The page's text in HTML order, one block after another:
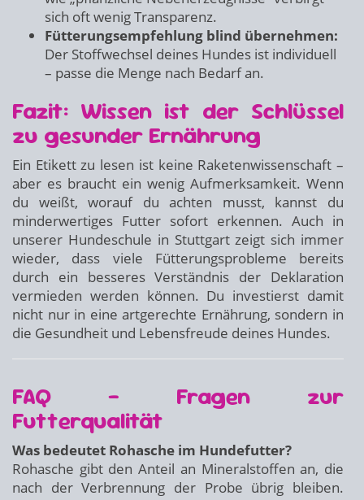
sich oft wenig Transparenz.
Fütterungsempfehlung blind übernehmen:
Der Stoffwechsel deines Hundes ist individuell
– passe die Menge nach Bedarf an.
Fazit: Wissen ist der Schlüssel
zu gesunder Ernährung
Ein Etikett zu lesen ist keine Raketenwissenschaft –
aber es braucht ein wenig Aufmerksamkeit. Wenn
du weißt, worauf du achten musst, kannst du
minderwertiges Futter sofort erkennen. Auch in
unserer Hundeschule in Stuttgart zeigt sich immer
wieder, dass viele Fütterungsprobleme bereits
durch ein besseres Verständnis der Deklaration
vermieden werden können. Du investierst damit
nicht nur in eine artgerechte Ernährung, sondern in
die Gesundheit und Lebensfreude deines Hundes.
FAQ – Fragen zur
Futterqualität
Was bedeutet Rohasche im Hundefutter?
Rohasche gibt den Anteil an Mineralstoffen an, die
nach der Verbrennung der Probe übrig bleiben.